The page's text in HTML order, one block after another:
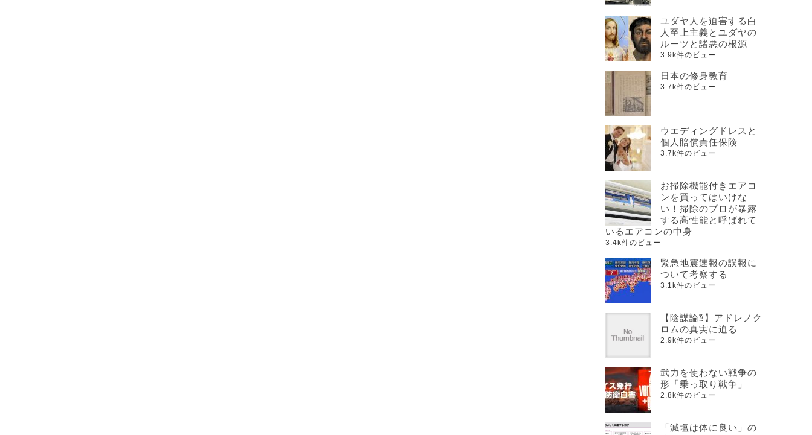
ユダヤ人を迫害する白
人至上主義とユダヤの
ルーツと諸悪の根源
3.9k件のビュー
日本の修身教育
3.7k件のビュー
ウエディングドレスと
個人賠償責任保険
3.7k件のビュー
お掃除機能付きエアコ
ンを買ってはいけな
い！掃除のプロが暴露
する高性能と呼ばれて
いるエアコンの中身
3.4k件のビュー
緊急地震速報の誤報に
ついて考察する
3.1k件のビュー
【陰謀論⁇】アドレノク
ロムの真実に迫る
2.9k件のビュー
武力を使わない戦争の
形「乗っ取り戦争」
2.8k件のビュー
「減塩は体に良い」の